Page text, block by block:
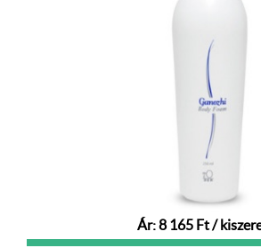
Ár: 8 165 Ft /